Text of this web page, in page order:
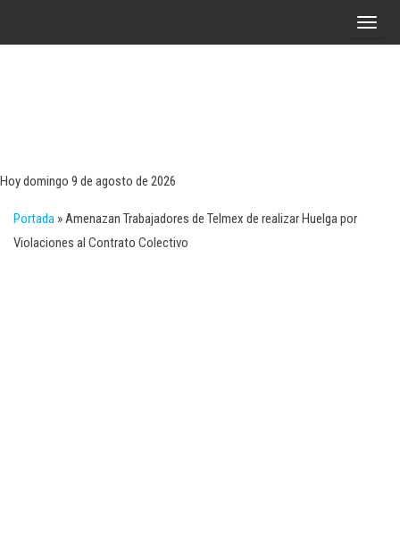
A
Hoy domingo 9 de agosto de 2026
Portada »Amenazan Trabajadores de Telmex de realizar Huelga por
Violaciones al Contrato Colectivo